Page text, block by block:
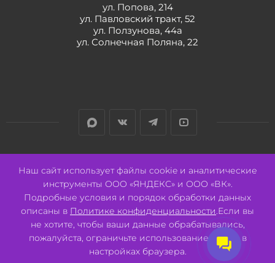
ул. Попова, 214
ул. Павловский тракт, 52
ул. Ползунова, 44а
ул. Солнечная Поляна, 22
2026 © ООО "СВК"/ 656064 г. Барнаул, ул. Павловский тракт, 52.
ИНН 2221130516 ОГРН 1082221000531.
Pulse - сеть магазинов для активных
Разработано:Авалон
Наш сайт использует файлы cookie и аналитические
инструменты ООО «ЯНДЕКС» и ООО «ВК».
Подробные условия и порядок обработки данных
описаны в Политике конфиденциальности.Если вы
не хотите, чтобы ваши данные обрабатывались,
пожалуйста, ограничьте использование cookie в
настройках браузера.